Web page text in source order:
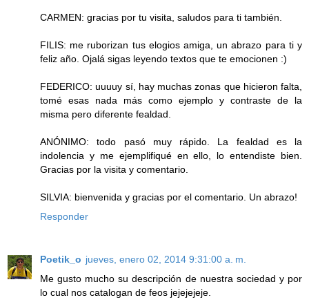
CARMEN: gracias por tu visita, saludos para ti también.
FILIS: me ruborizan tus elogios amiga, un abrazo para ti y
feliz año. Ojalá sigas leyendo textos que te emocionen :)
FEDERICO: uuuuy sí, hay muchas zonas que hicieron falta,
tomé esas nada más como ejemplo y contraste de la
misma pero diferente fealdad.
ANÓNIMO: todo pasó muy rápido. La fealdad es la
indolencia y me ejemplifiqué en ello, lo entendiste bien.
Gracias por la visita y comentario.
SILVIA: bienvenida y gracias por el comentario. Un abrazo!
Responder
Poetik_o jueves, enero 02, 2014 9:31:00 a. m.
Me gusto mucho su descripción de nuestra sociedad y por
lo cual nos catalogan de feos jejejejeje.